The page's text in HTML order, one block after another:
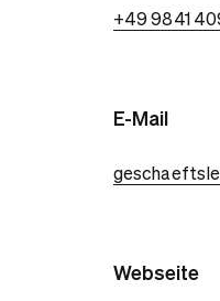
+49 9841
E-Mail
Webseite